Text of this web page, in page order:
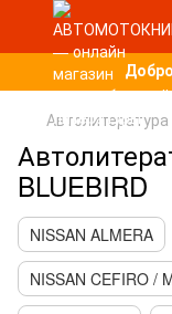
BLUEBIRD
NISSAN ALMERA
NISSAN CEFIRO /